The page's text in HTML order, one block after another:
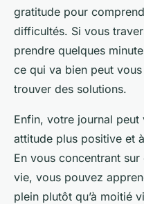
gratitude pour
difficultés. Si vous
prendre quelques
ce qui va bien peut
trouver des solutions.
Enfin, votre journal
attitude plus positive et
En vous concentrant
vie, vous pouvez
plein plutôt qu’à moitié